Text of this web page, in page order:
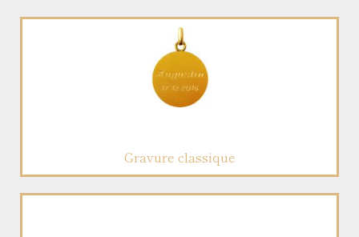
Gravure classique